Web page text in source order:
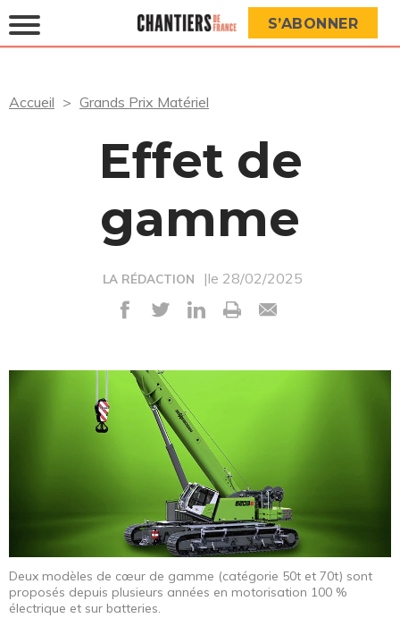
S’ABONNER
Accueil Grands Prix Matériel
Effet de
gamme
LA RÉDACTION |le 28/02/2025
Deux modèles de cœur de gamme (catégorie 50t et 70t) sont
proposés depuis plusieurs années en motorisation 100 %
électrique et sur batteries.